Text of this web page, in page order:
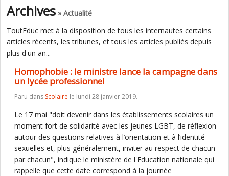
Archives » Actualité
ToutEduc met à la disposition de tous les internautes certains
articles récents, les tribunes, et tous les articles publiés depuis
plus d'un an...
Homophobie : le ministre lance la campagne dans
un lycée professionnel
Paru dans Scolaire le lundi 28 janvier 2019.
Le 17 mai "doit devenir dans les établissements scolaires un
moment fort de solidarité avec les jeunes LGBT, de réflexion
autour des questions relatives à l’orientation et à l’identité
sexuelles et, plus généralement, inviter au respect de chacun
par chacun", indique le ministère de l'Education nationale qui
rappelle que cette date correspond à la journée